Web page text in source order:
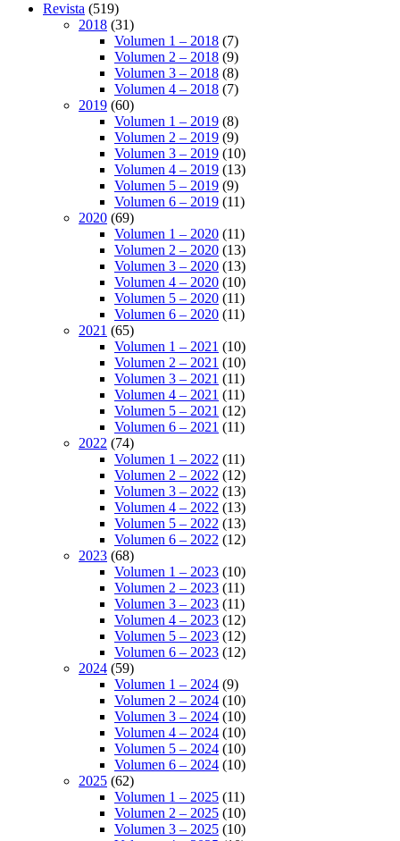
Revista (519)
2018 (31)
Volumen 1 – 2018 (7)
Volumen 2 – 2018 (9)
Volumen 3 – 2018 (8)
Volumen 4 – 2018 (7)
2019 (60)
Volumen 1 – 2019 (8)
Volumen 2 – 2019 (9)
Volumen 3 – 2019 (10)
Volumen 4 – 2019 (13)
Volumen 5 – 2019 (9)
Volumen 6 – 2019 (11)
2020 (69)
Volumen 1 – 2020 (11)
Volumen 2 – 2020 (13)
Volumen 3 – 2020 (13)
Volumen 4 – 2020 (10)
Volumen 5 – 2020 (11)
Volumen 6 – 2020 (11)
2021 (65)
Volumen 1 – 2021 (10)
Volumen 2 – 2021 (10)
Volumen 3 – 2021 (11)
Volumen 4 – 2021 (11)
Volumen 5 – 2021 (12)
Volumen 6 – 2021 (11)
2022 (74)
Volumen 1 – 2022 (11)
Volumen 2 – 2022 (12)
Volumen 3 – 2022 (13)
Volumen 4 – 2022 (13)
Volumen 5 – 2022 (13)
Volumen 6 – 2022 (12)
2023 (68)
Volumen 1 – 2023 (10)
Volumen 2 – 2023 (11)
Volumen 3 – 2023 (11)
Volumen 4 – 2023 (12)
Volumen 5 – 2023 (12)
Volumen 6 – 2023 (12)
2024 (59)
Volumen 1 – 2024 (9)
Volumen 2 – 2024 (10)
Volumen 3 – 2024 (10)
Volumen 4 – 2024 (10)
Volumen 5 – 2024 (10)
Volumen 6 – 2024 (10)
2025 (62)
Volumen 1 – 2025 (11)
Volumen 2 – 2025 (10)
Volumen 3 – 2025 (10)